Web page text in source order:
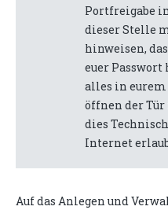
Portfreigabe
dieser Stelle
hinweisen,
euer
alles in eurem
öffnen der
dies
Internet
Auf das Anlegen und